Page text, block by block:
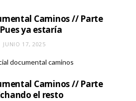
Caminos // Parte
ya estaría
JUNIO 17, 2025
Caminos // Parte
el resto